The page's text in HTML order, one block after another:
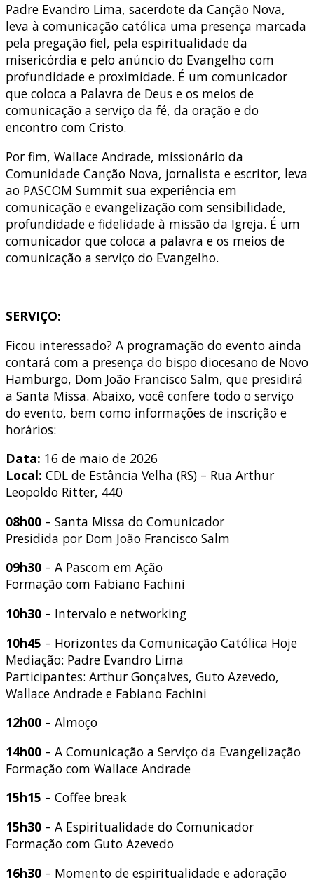
Padre Evandro Lima, sacerdote da Canção Nova,
leva à comunicação católica uma presença marcada
pela pregação fiel, pela espiritualidade da
misericórdia e pelo anúncio do Evangelho com
profundidade e proximidade. É um comunicador
que coloca a Palavra de Deus e os meios de
comunicação a serviço da fé, da oração e do
encontro com Cristo.
Por fim, Wallace Andrade, missionário da
Comunidade Canção Nova, jornalista e escritor, leva
ao PASCOM Summit sua experiência em
comunicação e evangelização com sensibilidade,
profundidade e fidelidade à missão da Igreja. É um
comunicador que coloca a palavra e os meios de
comunicação a serviço do Evangelho.
SERVIÇO:
Ficou interessado? A programação do evento ainda
contará com a presença do bispo diocesano de Novo
Hamburgo, Dom João Francisco Salm, que presidirá
a Santa Missa. Abaixo, você confere todo o serviço
do evento, bem como informações de inscrição e
horários:
Data: 16 de maio de 2026
Local: CDL de Estância Velha (RS) – Rua Arthur
Leopoldo Ritter, 440
08h00 – Santa Missa do Comunicador
Presidida por Dom João Francisco Salm
09h30 – A Pascom em Ação
Formação com Fabiano Fachini
10h30 – Intervalo e networking
10h45 – Horizontes da Comunicação Católica Hoje
Mediação: Padre Evandro Lima
Participantes: Arthur Gonçalves, Guto Azevedo,
Wallace Andrade e Fabiano Fachini
12h00 – Almoço
14h00 – A Comunicação a Serviço da Evangelização
Formação com Wallace Andrade
15h15 – Coffee break
15h30 – A Espiritualidade do Comunicador
Formação com Guto Azevedo
16h30 – Momento de espiritualidade e adoração